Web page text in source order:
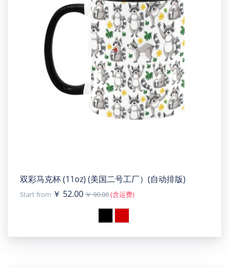
双彩马克杯 (11oz) (美国二号工厂）(自动排版)
Start from ￥ 52.00￥ 90.00(含运费)